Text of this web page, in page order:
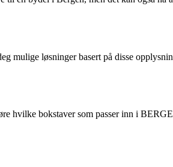
mulige løsninger basert på disse
hvilke bokstaver som passer inn i